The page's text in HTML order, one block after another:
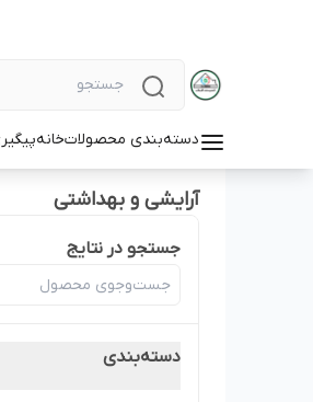
دسته‌بندی محصولاتخانه
آرایشی و بهداشتی
جستجو در نتایج
دسته‌بندی